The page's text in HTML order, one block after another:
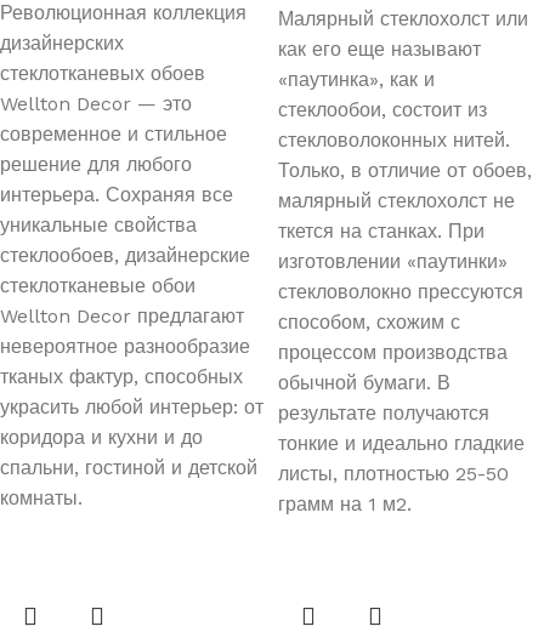
Революционная коллекция
дизайнерских
стеклотканевых обоев
Wellton Decor — это
современное и стильное
решение для любого
интерьера. Сохраняя все
уникальные свойства
стеклообоев, дизайнерские
стеклотканевые обои
Wellton Decor предлагают
невероятное разнообразие
тканых фактур, способных
украсить любой интерьер: от
коридора и кухни и до
спальни, гостиной и детской
комнаты.
Малярный стеклохолст или
как его еще называют
«паутинка», как и
стеклообои, состоит из
стекловолоконных нитей.
Только, в отличие от обоев,
малярный стеклохолст не
ткется на станках. При
изготовлении «паутинки»
стекловолокно прессуются
способом, схожим с
процессом производства
обычной бумаги. В
результате получаются
тонкие и идеально гладкие
листы, плотностью 25-50
грамм на 1 м2.